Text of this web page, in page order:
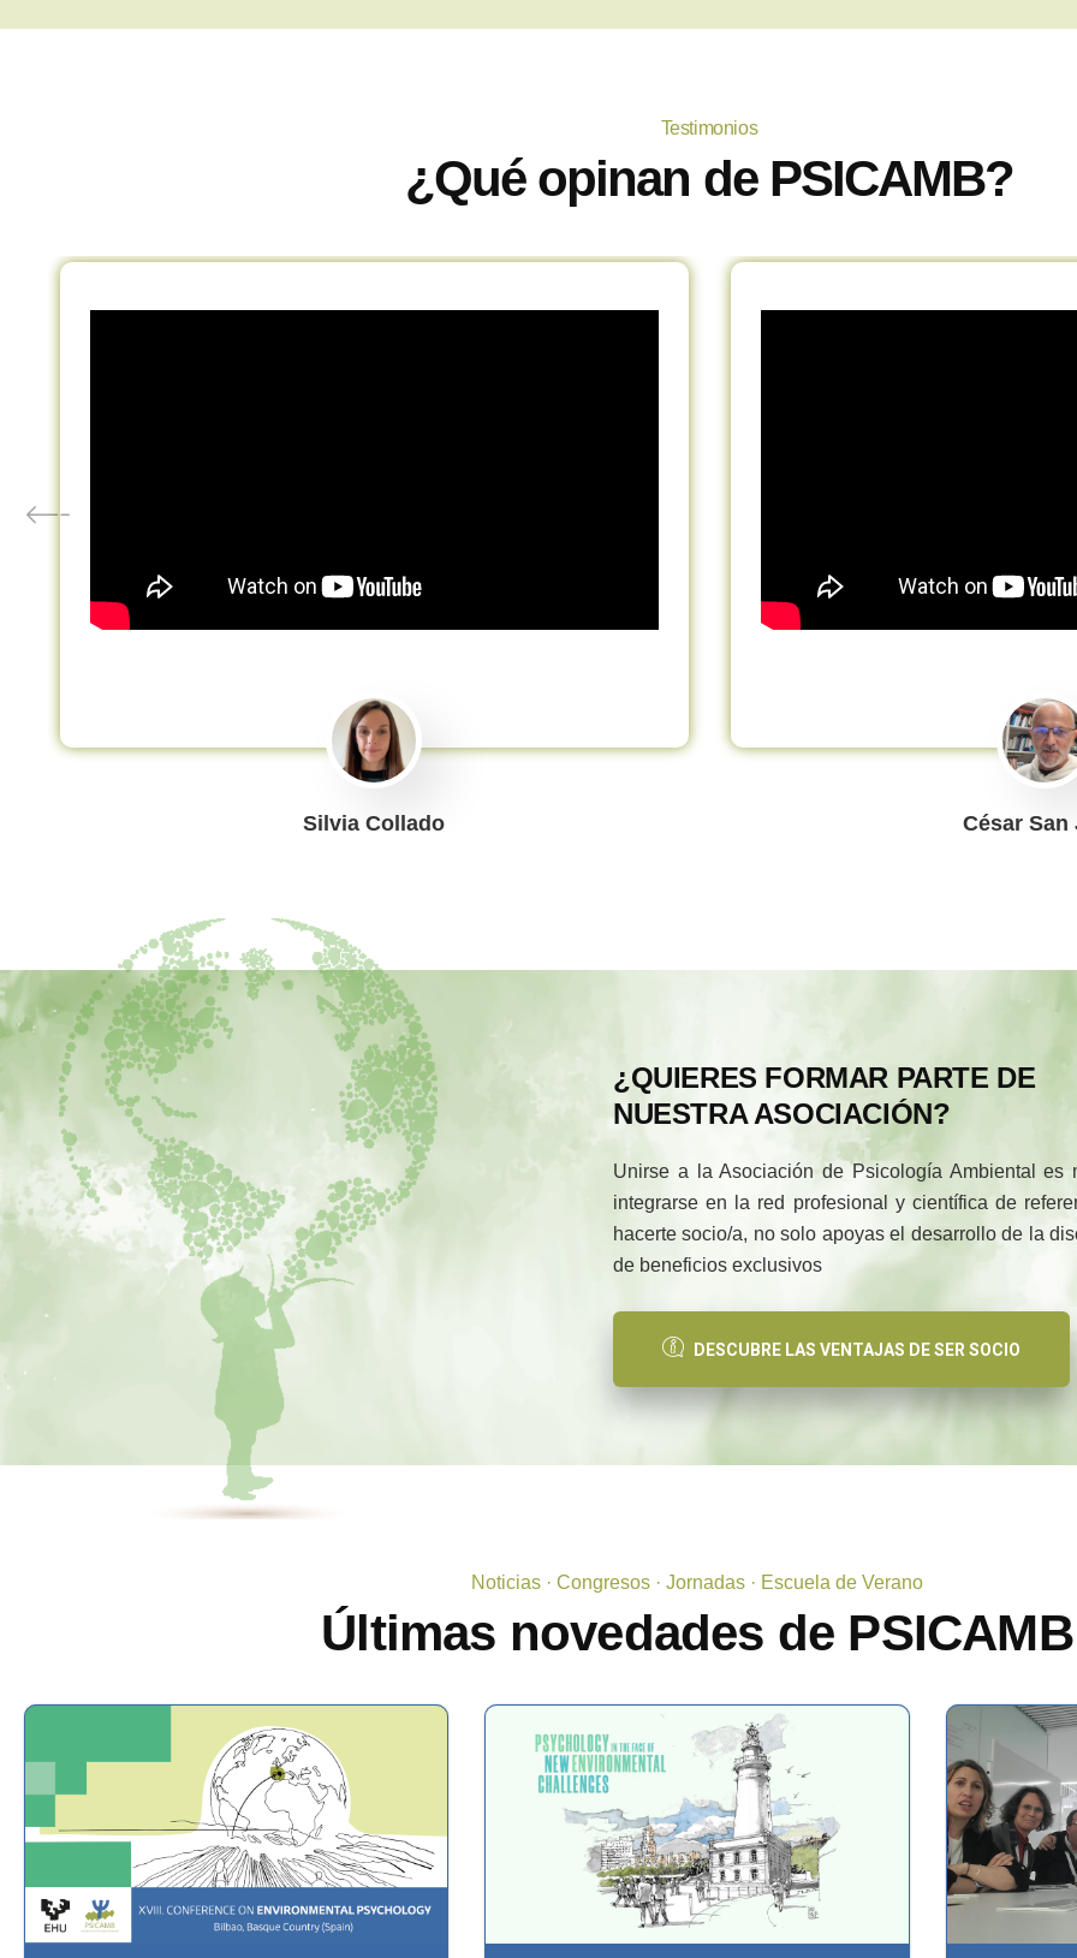
Testimonios
¿Qué opinan de PSICAMB?
Silvia Collado César San
¿QUIERES FORMAR PARTE DE
NUESTRA ASOCIACIÓN?
Unirse a la Asociación de Psicología Ambiental es
integrarse en la red profesional y científica de
hacerte socio/a, no solo apoyas el desarrollo de la
de beneficios exclusivos
DESCUBRE LAS VENTAJAS DE SER SOCIO
Noticias · Congresos · Jornadas · Escuela de Verano
Últimas novedades de PSICAMB